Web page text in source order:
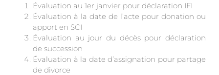
Évaluation au 1er janvier pour déclaration IFI
Évaluation à la date de l’acte pour donation ou
apport en SCI
Évaluation au jour du décès pour déclaration
de succession
Évaluation à la date d’assignation pour partage
de divorce